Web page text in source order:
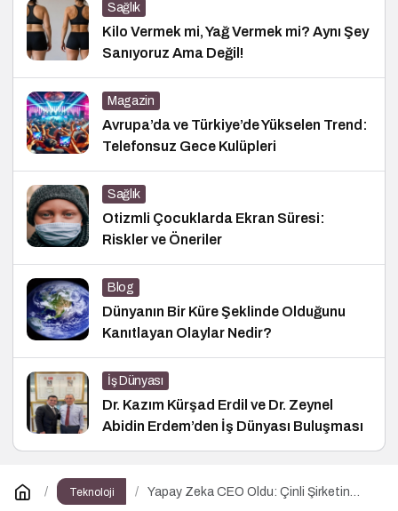
Sağlık
Kilo Vermek mi, Yağ Vermek mi? Aynı Şey
Sanıyoruz Ama Değil!
Magazin
Avrupa’da ve Türkiye’de Yükselen Trend:
Telefonsuz Gece Kulüpleri
Sağlık
Otizmli Çocuklarda Ekran Süresi:
Riskler ve Öneriler
Blog
Dünyanın Bir Küre Şeklinde Olduğunu
Kanıtlayan Olaylar Nedir?
İş Dünyası
Dr. Kazım Kürşad Erdil ve Dr. Zeynel
Abidin Erdem’den İş Dünyası Buluşması
Teknoloji
Yapay Zeka CEO Oldu: Çinli Şirketin